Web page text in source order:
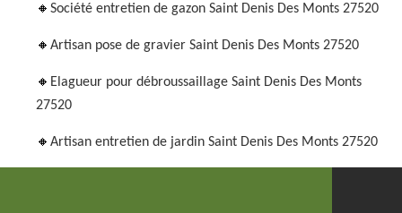
Société entretien de gazon Saint Denis Des Monts 27520
Artisan pose de gravier Saint Denis Des Monts 27520
Elagueur pour débroussaillage Saint Denis Des Monts
27520
Artisan entretien de jardin Saint Denis Des Monts 27520